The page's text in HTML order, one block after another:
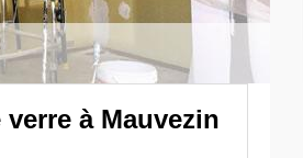
à Mauvezin